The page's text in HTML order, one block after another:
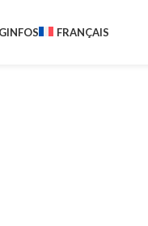
INFOS FRANÇAIS